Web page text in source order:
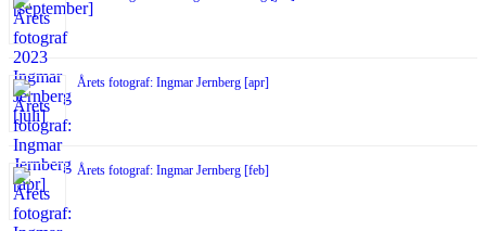
Årets fotograf: Ingmar Jernberg [apr]
Årets fotograf: Ingmar Jernberg [feb]